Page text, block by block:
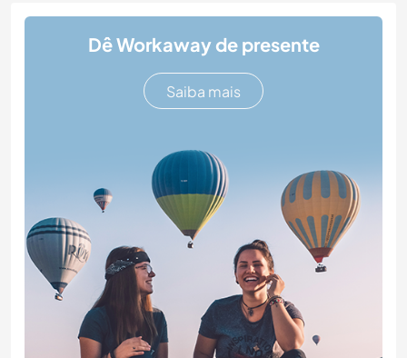
Dê Workaway de presente
Saiba mais